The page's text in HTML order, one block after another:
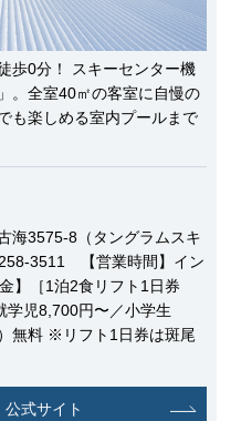
歩0分！ スキーセンター機
。全室40㎡の客室に自慢の
も楽しめる室内プールまで
海3575-8（タングラムスキ
3511 【営業時間】イン
】［1泊2食リフト1日券
学児8,700円〜／小学生
無料 ※リフト1日券は斑尾
公式サイト